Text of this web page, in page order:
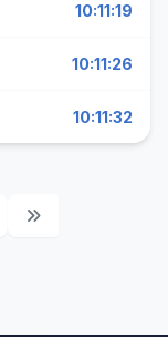
10:11:19
10:11:26
10:11:32